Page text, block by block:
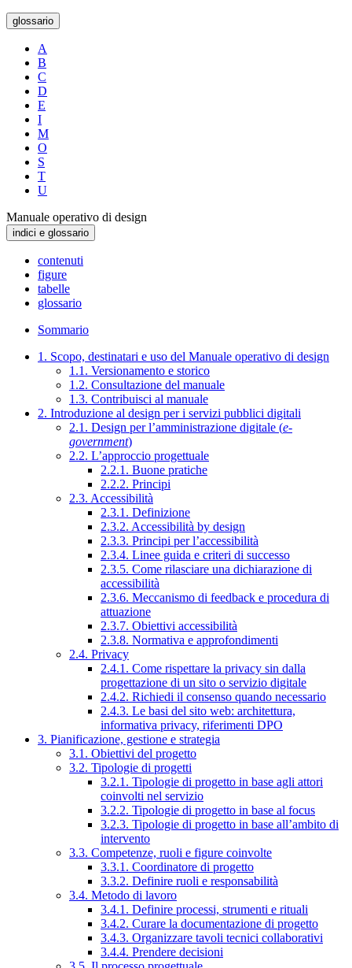
glossario
A
B
C
D
E
I
M
O
S
T
U
Manuale operativo di design
indici e glossario
contenuti
figure
tabelle
glossario
Sommario
1. Scopo, destinatari e uso del Manuale operativo di design
1.1. Versionamento e storico
1.2. Consultazione del manuale
1.3. Contribuisci al manuale
2. Introduzione al design per i servizi pubblici digitali
2.1. Design per l’amministrazione digitale (e-
government)
2.2. L’approccio progettuale
2.2.1. Buone pratiche
2.2.2. Principi
2.3. Accessibilità
2.3.1. Definizione
2.3.2. Accessibilità by design
2.3.3. Principi per l’accessibilità
2.3.4. Linee guida e criteri di successo
2.3.5. Come rilasciare una dichiarazione di
accessibilità
2.3.6. Meccanismo di feedback e procedura di
attuazione
2.3.7. Obiettivi accessibilità
2.3.8. Normativa e approfondimenti
2.4. Privacy
2.4.1. Come rispettare la privacy sin dalla
progettazione di un sito o servizio digitale
2.4.2. Richiedi il consenso quando necessario
2.4.3. Le basi del sito web: architettura,
informativa privacy, riferimenti DPO
3. Pianificazione, gestione e strategia
3.1. Obiettivi del progetto
3.2. Tipologie di progetti
3.2.1. Tipologie di progetto in base agli attori
coinvolti nel servizio
3.2.2. Tipologie di progetto in base al focus
3.2.3. Tipologie di progetto in base all’ambito di
intervento
3.3. Competenze, ruoli e figure coinvolte
3.3.1. Coordinatore di progetto
3.3.2. Definire ruoli e responsabilità
3.4. Metodo di lavoro
3.4.1. Definire processi, strumenti e rituali
3.4.2. Curare la documentazione di progetto
3.4.3. Organizzare tavoli tecnici collaborativi
3.4.4. Prendere decisioni